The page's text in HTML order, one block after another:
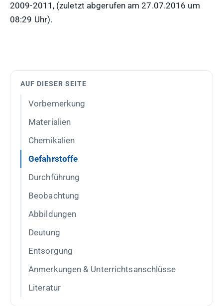
2009-2011, (zuletzt abgerufen am 27.07.2016 um
08:29 Uhr).
AUF DIESER SEITE
Vorbemerkung
Materialien
Chemikalien
Gefahrstoffe
Durchführung
Beobachtung
Abbildungen
Deutung
Entsorgung
Anmerkungen & Unterrichtsanschlüsse
Literatur